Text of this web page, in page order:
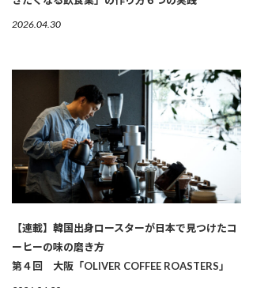
2026.04.30
【連載】韓国出身ロースターが日本で見つけたコ
ーヒーの味の磨き方
第４回 大阪「OLIVER COFFEE ROASTERS」